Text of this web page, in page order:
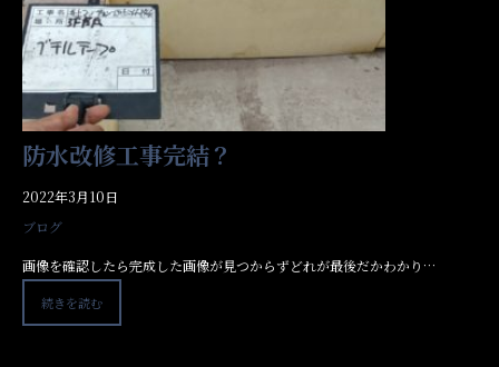
防水改修工事完結？
2022年3月10日
ブログ
画像を確認したら完成した画像が見つからずどれが最後だかわかり…
続きを読む